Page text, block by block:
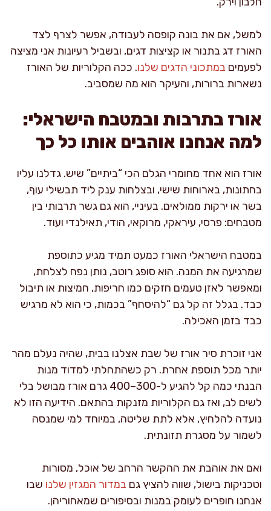
למשל, אם את בונה קופסה לעבודה, אפשר לצרף לצד
האורז דג בתנור או קציצות דגים, ובשביל רעיונות אני מציצה
לפעמים במתכוני הדגים שלנו. ככה הקלוריות של האורז
נשארות ברורות, והעיקר הוא מה שמסביב.
אורז בתרבות ובמטבח הישראלי:
למה אנחנו אוהבים אותו כל כך
אורז הוא אחד מחומרי הגלם הכי “ביתיים” שיש. גדלנו עליו
בחתונות, בארוחות שישי, ובצלחות ענק ליד תבשילי עוף,
בשר או ירקות ממולאים. בעיניי, הוא גם גשר תרבותי בין
מטבחים: פרסי, עיראקי, מרוקאי, הודי, תאילנדי ועוד.
במטבח הישראלי האורז כמעט תמיד מגיע כתוספת
שמרגיעה את המנה. הוא סופג רוטב, נותן נפח לצלחת,
ומאפשר לאזן טעמים חזקים כמו חריפות, חמיצות או תיבול
כבד. בגלל זה קל גם “להיסחף” בכמות, כי הוא לא מרגיש
כבד בזמן האכילה.
אני זוכרת סיר אורז של שבת אצלנו בבית, שהיה נעלם מהר
יותר מכל תוספת אחרת. רק כשהתחלתי למדוד מנות
הבנתי כמה קל להגיע ל-300–400 גרם אורז מבושל בלי
לשים לב, ואז גם הקלוריות מזנקות בהתאם. הידיעה הזו לא
נועדה להלחיץ, אלא לתת שליטה, במיוחד למי שמנסה
לשמור על מסגרת תזונתית.
ואם את אוהבת את ההקשר הרחב של אוכל, מסורות
וטכניקות בישול, שווה להציץ גם במדור המגזין שלנו שבו
אנחנו חופרים לעומק במנות ובסיפורים שמאחוריהן.